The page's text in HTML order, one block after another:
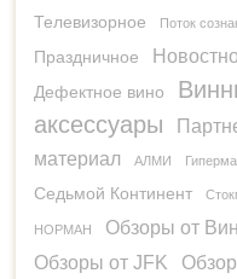
Телевизорное Поток
Праздничное
Дефектное вино
аксессуары
материал
АЛМИ
Седьмой Континент
НОРМАН
Обзоры от
Обзоры от JFK